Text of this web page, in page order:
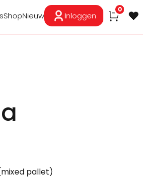
ShopNieuw Inloggen
0
pallet)